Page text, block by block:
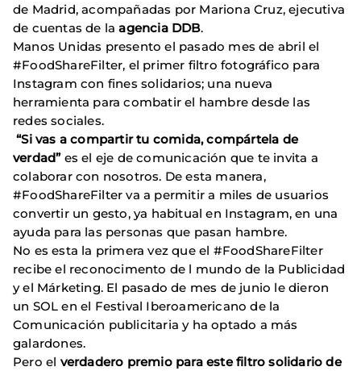
de Madrid, acompañadas por Mariona Cruz, ejecutiva
de cuentas de laagencia DDB.
Manos Unidas presento el pasado mes de abril el
#FoodShareFilter, el primer filtro fotográfico para
Instagram con fines solidarios; una nueva
herramienta para combatir el hambre desde las
redes sociales.
“Si vas a compartir tu comida, compártela de
verdad”es el eje de comunicación que te invita a
colaborar con nosotros. De esta manera,
#FoodShareFilter va a permitir a miles de usuarios
convertir un gesto, ya habitual en Instagram, en una
ayuda para las personas que pasan hambre.
No es esta la primera vez que el #FoodShareFilter
recibe el reconocimento de l mundo de la Publicidad
y el Márketing. El pasado de mes de junio le dieron
un SOL en el Festival Iberoamericano de la
Comunicación publicitaria y ha optado a más
galardones.
Pero el verdadero premio para este filtro solidario de